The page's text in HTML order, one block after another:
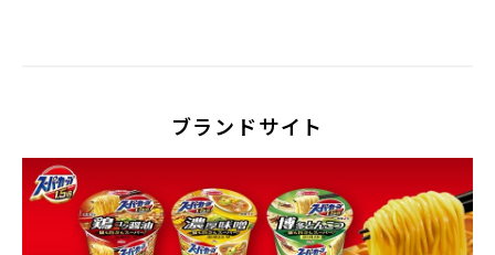
ブランドサイト